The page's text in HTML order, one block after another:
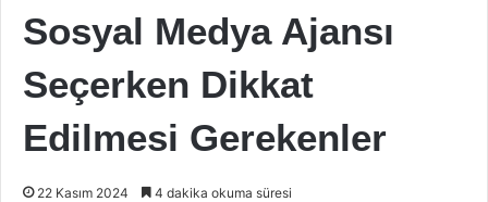
Sosyal Medya Ajansı
Seçerken Dikkat
Edilmesi Gerekenler
22 Kasım 2024 4 dakika okuma süresi